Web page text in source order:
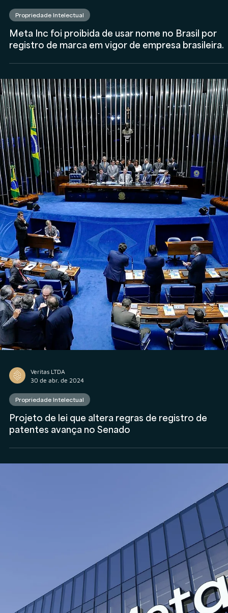
Rodolfo Al Alam
Assessores de Investimentos (AI)
Está iniciando sua Assessoria de Investimentos?